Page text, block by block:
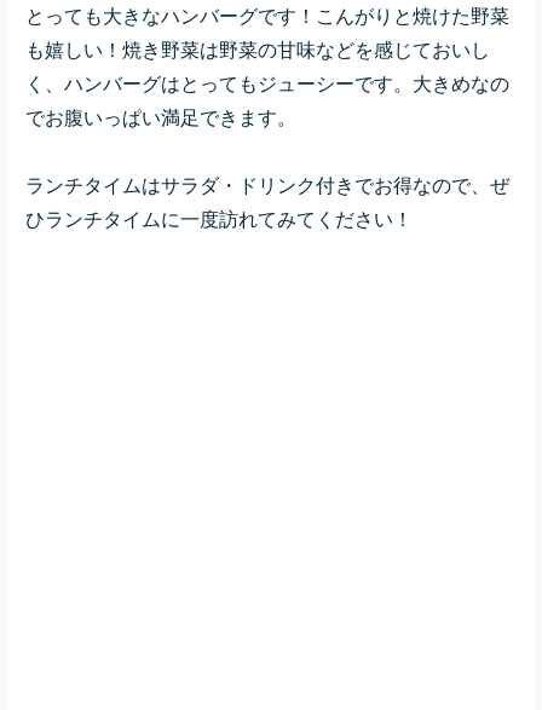
とっても大きなハンバーグです！こんがりと焼けた野菜
も嬉しい！焼き野菜は野菜の甘味などを感じておいし
く、ハンバーグはとってもジューシーです。大きめなの
でお腹いっぱい満足できます。
ランチタイムはサラダ・ドリンク付きでお得なので、ぜ
ひランチタイムに一度訪れてみてください！